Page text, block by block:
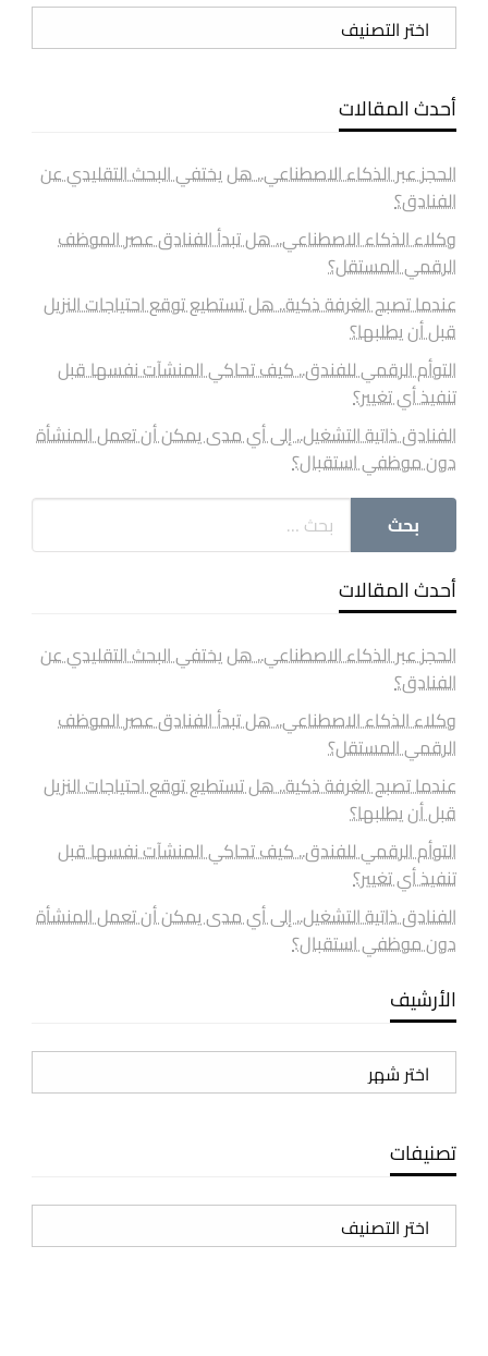
تصنيفات
أحدث المقالات
الحجز عبر الذكاء الاصطناعي.. هل يختفي البحث التقليدي عن
الفنادق؟
وكلاء الذكاء الاصطناعي.. هل تبدأ الفنادق عصر الموظف
الرقمي المستقل؟
عندما تصبح الغرفة ذكية.. هل تستطيع توقع احتياجات النزيل
قبل أن يطلبها؟
التوأم الرقمي للفندق.. كيف تحاكي المنشآت نفسها قبل
تنفيذ أي تغيير؟
الفنادق ذاتية التشغيل.. إلى أي مدى يمكن أن تعمل المنشأة
دون موظفي استقبال؟
أحدث المقالات
الحجز عبر الذكاء الاصطناعي.. هل يختفي البحث التقليدي عن
الفنادق؟
وكلاء الذكاء الاصطناعي.. هل تبدأ الفنادق عصر الموظف
الرقمي المستقل؟
عندما تصبح الغرفة ذكية.. هل تستطيع توقع احتياجات النزيل
قبل أن يطلبها؟
التوأم الرقمي للفندق.. كيف تحاكي المنشآت نفسها قبل
تنفيذ أي تغيير؟
الفنادق ذاتية التشغيل.. إلى أي مدى يمكن أن تعمل المنشأة
دون موظفي استقبال؟
الأرشيف
الأرشيف
تصنيفات
تصنيفات